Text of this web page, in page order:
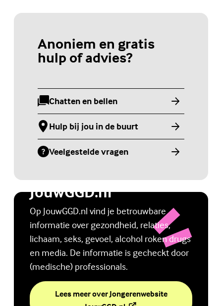
Anoniem en gratis
hulp of advies?
Chatten en bellen
(Externe link)
Hulp bij jou in de buurt
(Externe link)
Veelgestelde vragen
(Externe link)
Jongerenwebsite
JouwGGD.nl
Op JouwGGD.nl vind je betrouwbare
informatie over gezondheid, relaties,
lichaam, seks, gevoel, alcohol roken drugs
en media. De informatie is gecheckt door
(medische) professionals.
Lees meer over Jongerenwebsite